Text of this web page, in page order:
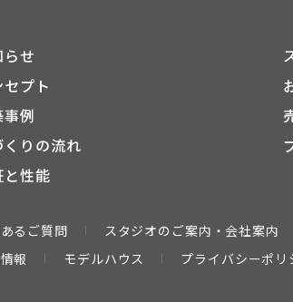
せ
セプト
例
くりの流れ
性能
るご質問 スタジオのご案内・ 会社案内
報
モデルハウス プライバシーポリ